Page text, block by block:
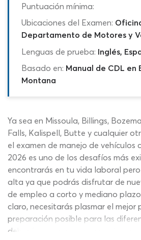
Puntuación mínima:
Ubicaciones del Examen:
Departamento de Motores y
Lenguas de prueba: Inglés,
Basado en: Manual de CDL en
Montana
Ya sea en Missoula, Billings,
Falls, Kalispell, Butte y cualquier
el examen de manejo de vehículos
2026 es uno de los desafíos más
encontrarás en tu vida laboral
alta ya que podrás disfrutar de
de empleo a corto y mediano
claro, necesitarás plasmar el mejor
preparación posible para las
deberás superar, comenzando con